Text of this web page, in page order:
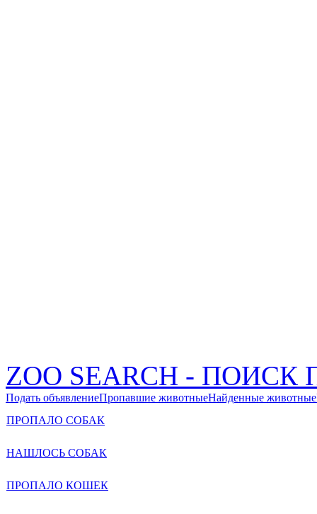
ZOO SEARCH -
Подать объявлениеПропавшие животныеНайденные животные
ПРОПАЛО СОБАК
НАШЛОСЬ СОБАК
ПРОПАЛО КОШЕК